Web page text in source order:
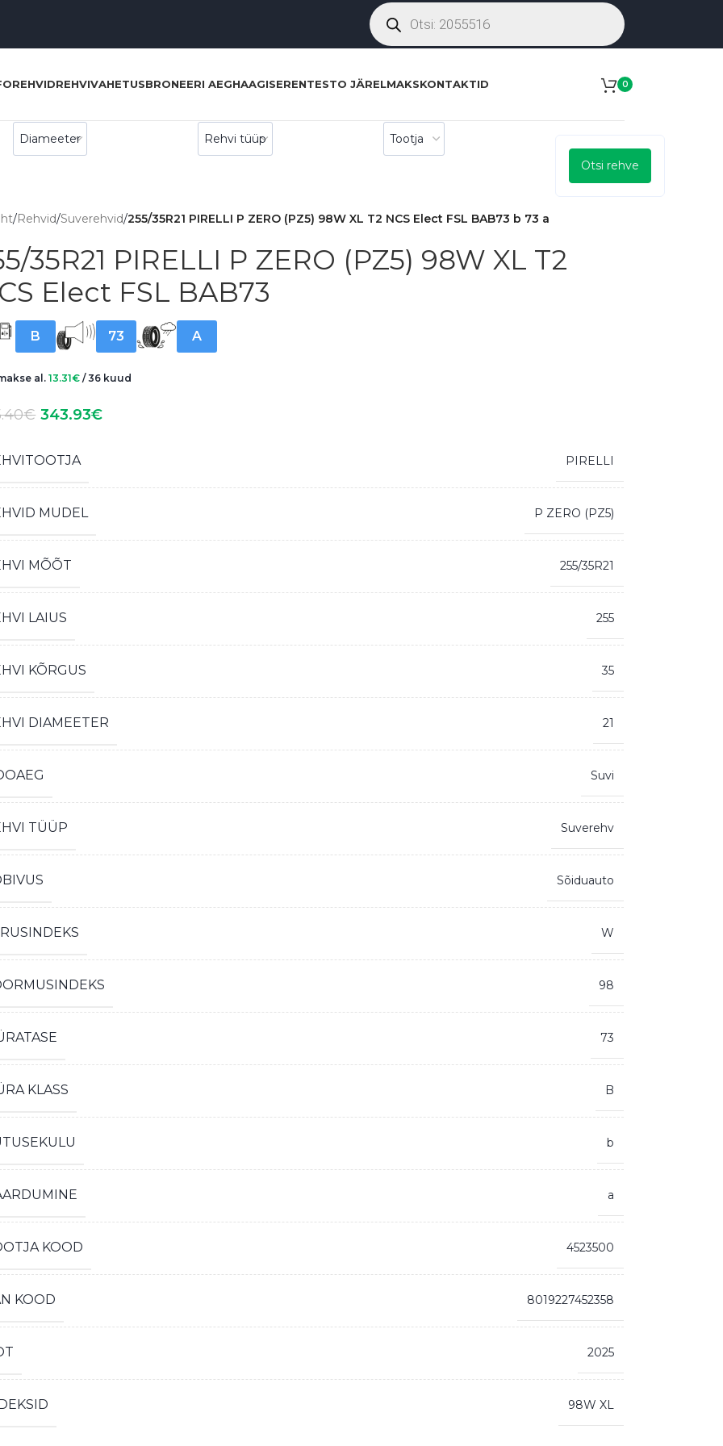
REHVIDREHVIVAHETUSBRONEERI AEGHAAGISERENTESTO JÄRELMAKSKONTAKTID 0
Otsi rehve
/Rehvid/Suverehvid/255/35R21 PIRELLI P ZERO (PZ5) 98W XL T2 NCS Elect FSL BAB73 b 73 a
35R21 PIRELLI P ZERO (PZ5) 98W XL T2
Elect FSL BAB73
B 73 A
al.13.31€ / 36 kuud
€ 343.93€
PIRELLI
MUDEL P ZERO (PZ5)
MÕÕT 255/35R21
LAIUS 255
KÕRGUS 35
DIAMEETER 21
Suvi
TÜÜP Suverehv
Sõiduauto
W
98
73
KLASS B
b
a
KOOD 4523500
KOOD 8019227452358
2025
98W XL